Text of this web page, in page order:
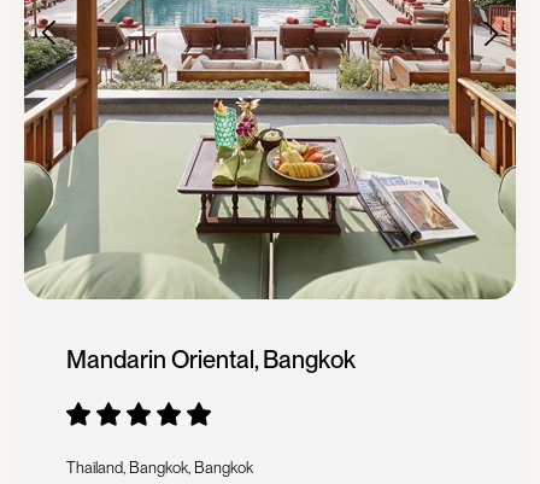
Mandarin Oriental, Bangkok
Thailand, Bangkok, Bangkok